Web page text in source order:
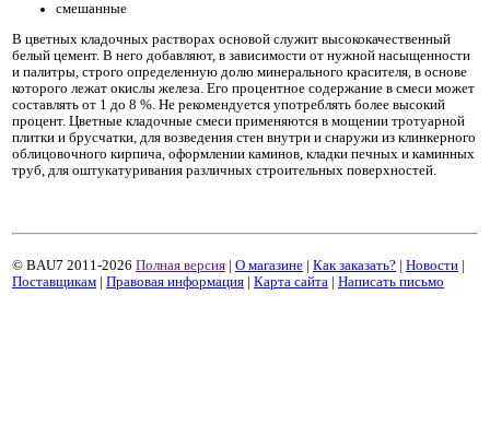
смешанные
В цветных кладочных растворах основой служит высококачественный
белый цемент. В него добавляют, в зависимости от нужной насыщенности
и палитры, строго определенную долю минерального красителя, в основе
которого лежат окислы железа. Его процентное содержание в смеси может
составлять от 1 до 8 %. Не рекомендуется употреблять более высокий
процент. Цветные кладочные смеси применяются в мощении тротуарной
плитки и брусчатки, для возведения стен внутри и снаружи из клинкерного
облицовочного кирпича, оформлении каминов, кладки печных и каминных
труб, для оштукатуривания различных строительных поверхностей.
© BAU7 2011-2026 Полная версия О магазине Как заказать? Новости
Поставщикам
Правовая информация Карта сайта Написать письмо